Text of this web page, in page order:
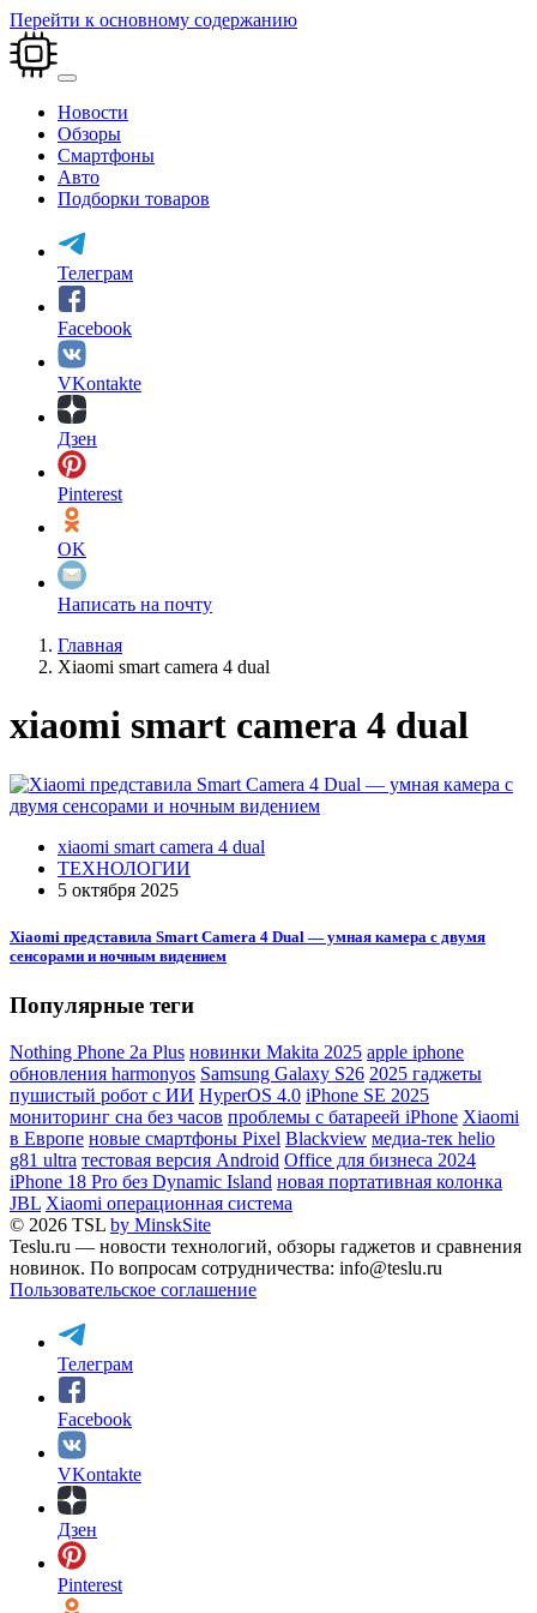
Перейти к основному содержанию
Новости
Обзоры
Смартфоны
Авто
Подборки товаров
Телеграм
Facebook
VKontakte
Дзен
Pinterest
OK
Написать на почту
Главная
Xiaomi smart camera 4 dual
xiaomi smart camera 4 dual
xiaomi smart camera 4 dual
ТЕХНОЛОГИИ
5 октября 2025
Xiaomi представила Smart Camera 4 Dual — умная камера с двумя
сенсорами и ночным видением
Популярные теги
Nothing Phone 2a Plus новинки Makita 2025 apple iphone
обновления harmonyos Samsung Galaxy S26 2025 гаджеты
пушистый робот с ИИ HyperOS 4.0 iPhone SE 2025
мониторинг сна без часов проблемы с батареей iPhone Xiaomi
в Европе новые смартфоны Pixel Blackview медиа-тек helio
g81 ultra тестовая версия Android Office для бизнеса 2024
iPhone 18 Pro без Dynamic Island новая портативная колонка
JBL Xiaomi операционная система
© 2026 TSL by MinskSite
Teslu.ru — новости технологий, обзоры гаджетов и сравнения
новинок. По вопросам сотрудничества: info@teslu.ru
Пользовательское соглашение
Телеграм
Facebook
VKontakte
Дзен
Pinterest